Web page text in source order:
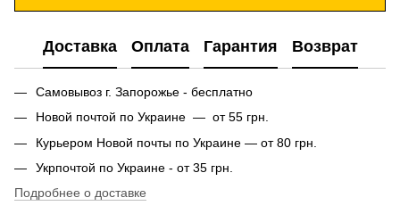
Доставка Оплата Гарантия Возврат
Самовывоз г. Запорожье - бесплатно
Новой почтой по Украине — от 55 грн.
Курьером Новой почты по Украине — от 80 грн.
Укрпочтой по Украине - от 35 грн.
Подробнее о доставке